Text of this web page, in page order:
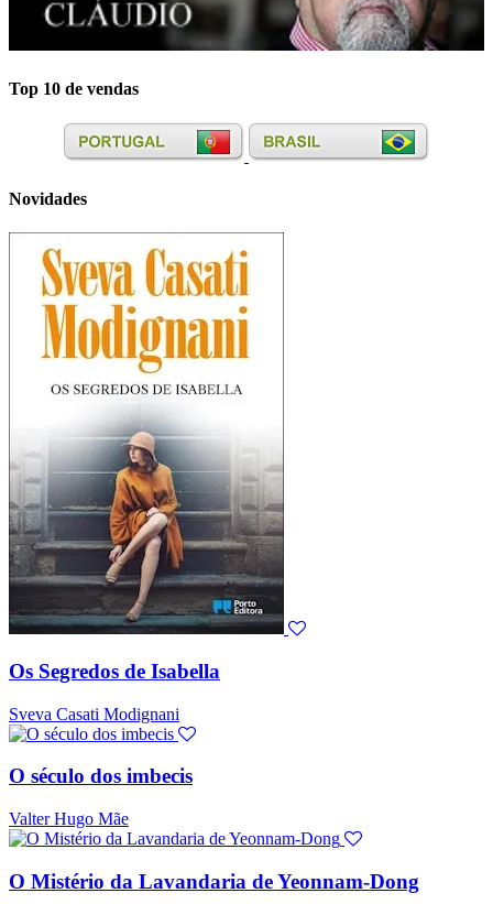
Top 10 de vendas
Novidades
Os Segredos de Isabella
Sveva Casati Modignani
O século dos imbecis
Valter Hugo Mãe
O Mistério da Lavandaria de Yeonnam-Dong